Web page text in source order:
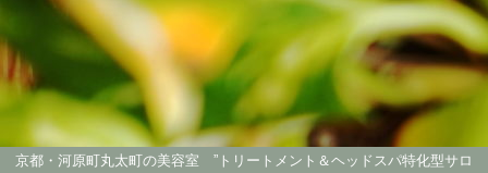
京都・河原町丸太町の美容室 ”トリートメント＆ヘッドスパ特化型サロ